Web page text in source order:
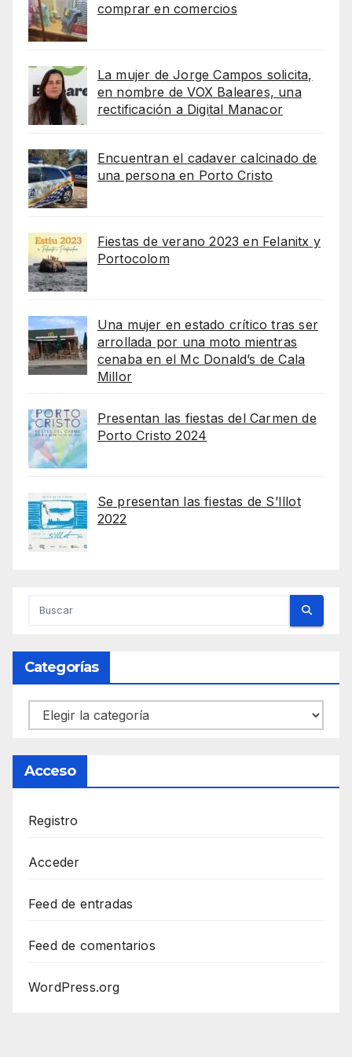
comprar en comercios
La mujer de Jorge Campos solicita,
en nombre de VOX Baleares, una
rectificación a Digital Manacor
Encuentran el cadaver calcinado de
una persona en Porto Cristo
Fiestas de verano 2023 en Felanitx y
Portocolom
Una mujer en estado crítico tras ser
arrollada por una moto mientras
cenaba en el Mc Donald’s de Cala
Millor
Presentan las fiestas del Carmen de
Porto Cristo 2024
Se presentan las fiestas de S’Illot
2022
Categorías
Categorías
Acceso
Registro
Acceder
Feed de entradas
Feed de comentarios
WordPress.org